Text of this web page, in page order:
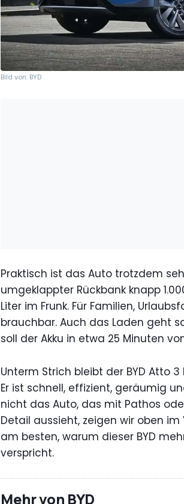
Bild von: BYD
Praktisch ist das Auto trotzdem
umgeklappter Rückbank knapp
Liter im Frunk. Für Familien,
brauchbar. Auch das Laden geht
soll der Akku in etwa 25 Minuten
Unterm Strich bleibt der BYD Atto
Er ist schnell, effizient, geräumig
nicht das Auto, das mit Pathos
Detail aussieht, zeigen wir oben
am besten, warum dieser BYD
verspricht.
Mehr von BYD